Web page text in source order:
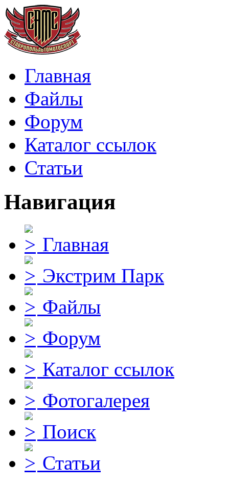
Главная
Файлы
Форум
Каталог ссылок
Статьи
Навигация
Главная
Экстрим Парк
Файлы
Форум
Каталог ссылок
Фотогалерея
Поиск
Статьи